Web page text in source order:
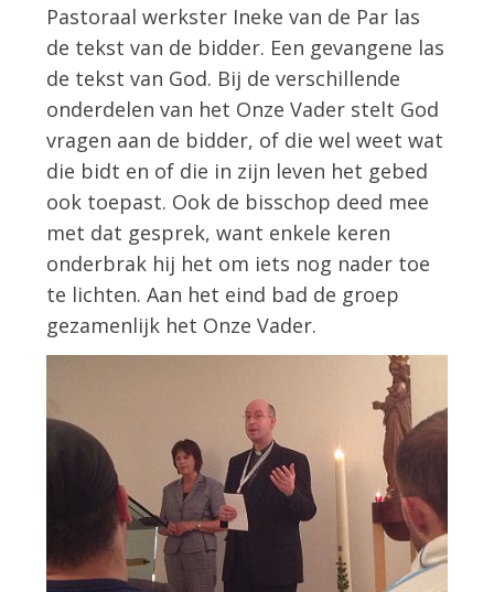
Pastoraal werkster Ineke van de Par las
de tekst van de bidder. Een gevangene las
de tekst van God. Bij de verschillende
onderdelen van het Onze Vader stelt God
vragen aan de bidder, of die wel weet wat
die bidt en of die in zijn leven het gebed
ook toepast. Ook de bisschop deed mee
met dat gesprek, want enkele keren
onderbrak hij het om iets nog nader toe
te lichten. Aan het eind bad de groep
gezamenlijk het Onze Vader.